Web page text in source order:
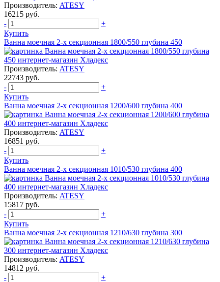
Производитель: ATESY
16215 руб.
-
+
Купить
Ванна моечная 2-х секционная 1800/550 глубина 450
Производитель: ATESY
22743 руб.
-
+
Купить
Ванна моечная 2-х секционная 1200/600 глубина 400
Производитель: ATESY
16851 руб.
-
+
Купить
Ванна моечная 2-х секционная 1010/530 глубина 400
Производитель: ATESY
15817 руб.
-
+
Купить
Ванна моечная 2-х секционная 1210/630 глубина 300
Производитель: ATESY
14812 руб.
-
+